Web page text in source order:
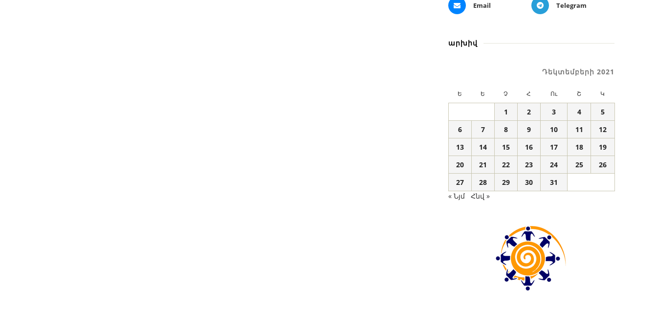
Email Telegram
արխիվ
Դեկտեմբերի 2021
Ե Ե Չ Հ Ու Շ Կ
1 2 3 4
5
6
7 8 9 10 11
12
13
14 15 16 17 18
19
20
21 22 23 24 25
26
27
28 29 30
31
« Նյմ
Հնվ »